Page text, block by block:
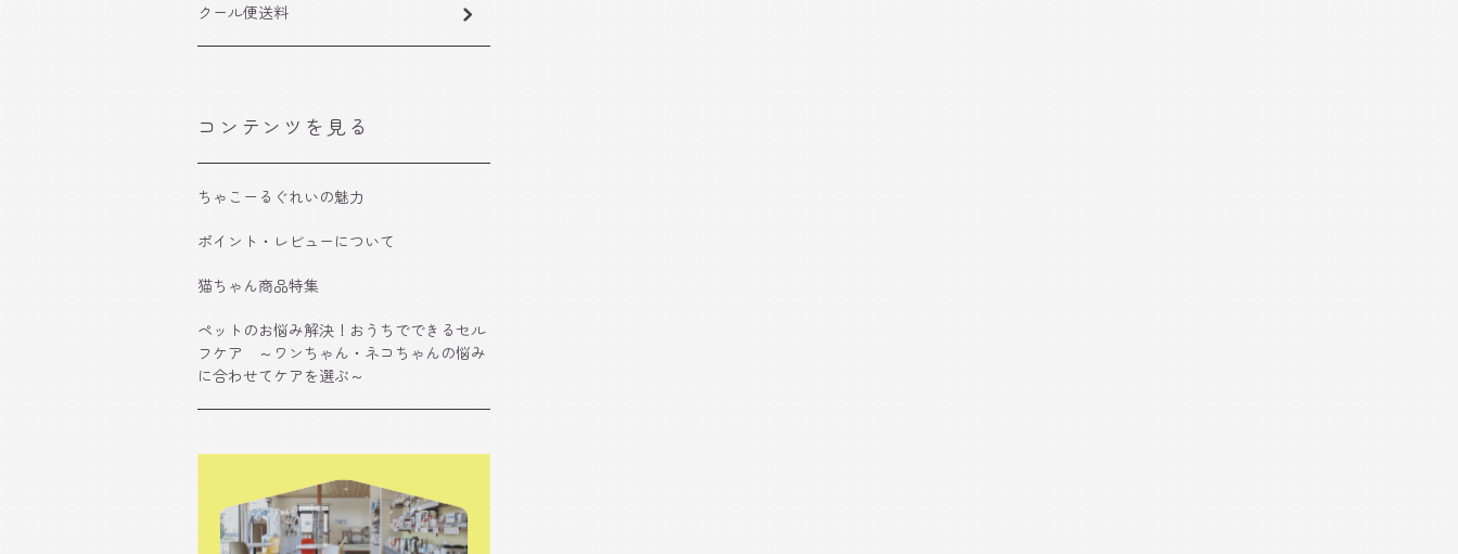
クール便送料
コンテンツを見る
ちゃこーるぐれいの魅力
ポイント・レビューについて
猫ちゃん商品特集
ペットのお悩み解決！おうちでできるセル
フケア ～ワンちゃん・ネコちゃんの悩み
に合わせてケアを選ぶ～